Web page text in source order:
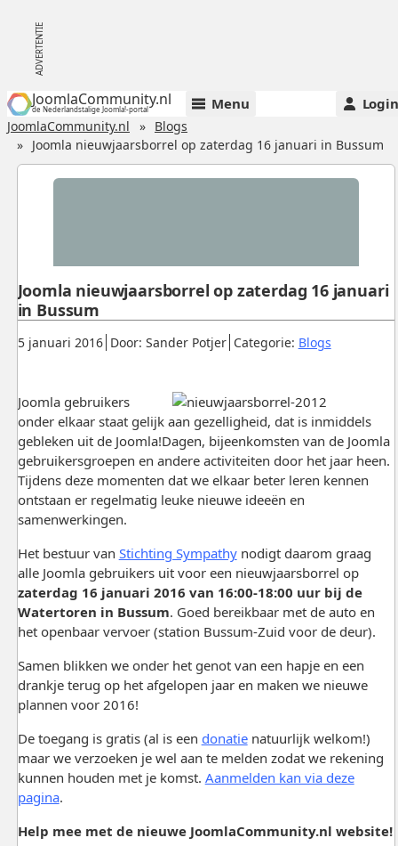
JoomlaCommunity.nl
de Nederlandstalige Joomla!-portal Menu Login
JoomlaCommunity.nl
Blogs
Joomla nieuwjaarsborrel op zaterdag 16 januari in Bussum
Gepubliceerd:
5 januari 2016. Door: Sander Potjer. Categorie: Blogs.
Joomla nieuwjaarsborrel op zaterdag 16 januari
in Bussum
Joomla gebruikers
onder elkaar staat gelijk aan gezelligheid, dat is inmiddels
gebleken uit de Joomla!Dagen, bijeenkomsten van de Joomla
gebruikersgroepen en andere activiteiten door het jaar heen.
Tijdens deze momenten dat we elkaar beter leren kennen
ontstaan er regelmatig leuke nieuwe ideeën en
samenwerkingen.
Het bestuur van Stichting Sympathynodigt daarom graag
alle Joomla gebruikers uit voor een nieuwjaarsborrel op
zaterdag 16 januari 2016 van 16:00-18:00 uur bij de
Watertoren in Bussum. Goed bereikbaar met de auto en
het openbaar vervoer (station Bussum-Zuid voor de deur).
Samen blikken we onder het genot van een hapje en een
drankje terug op het afgelopen jaar en maken we nieuwe
plannen voor 2016!
De toegang is gratis (al is een donatienatuurlijk welkom!)
maar we verzoeken je wel aan te melden zodat we rekening
kunnen houden met je komst. Aanmelden kan via deze
pagina.
Help mee met de nieuwe JoomlaCommunity.nl website!